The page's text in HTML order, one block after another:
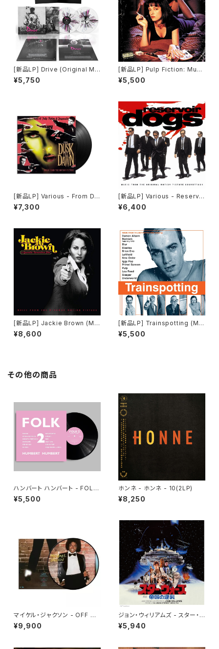
[新品LP] Drive (Original Mo
tion Picture Soundtrack) -
Cliff Martinez / 「ドライヴ」
¥5,750
[新品LP] Pulp Fiction: Musi
c From The Motion Picture
(180g) / パルプ・フィクション
¥5,500
[新品LP] Various - From Du
sk Till Dawn (Music From
The Motion Picture) / フロ
¥7,300
[新品LP] Various - Reservoi
r Dogs (180g) / レザボア・ド
ッグス
¥6,400
[新品LP] Jackie Brown (Mu
sic From The Miramax Mot
ion Picture) / ジャッキー・ブラ
¥8,600
[新品LP] Trainspotting (Mu
sic From the Motion Pictur
e)(180g, 2LP) / 「トレインスポ
¥5,500
その他の商品
ハンバート ハンバート - FOLK
2(LP)
¥5,500
ホンネ - ホンネ - 10(2LP)
¥8,250
マイケル・ジャクソン - OFF TH
E WALL[PICTURE VINYL](L
P)
¥9,900
ジョン・ウィリアムズ - スター・ウ
ォーズ／帝国の逆襲 (オリジナ
ル・サウンドトラック) (2LP)
¥5,940